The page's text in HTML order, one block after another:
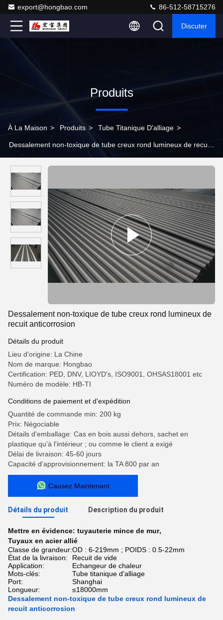
export@hongbao.com 86-512-58715276
Discuter
Produits
À La Maison > Produits > Tube Titanique D'alliage >
Dessalement non-toxique de tube creux rond lumineux de recuit
Dessalement non-toxique de tube creux rond lumineux de
recuit anticorrosion
Détails du produit
Lieu d'origine: La Chine
Nom de marque: Hongbao
Certification: PED, DNV, LIOYD's, ISO9001, OHSAS18001 etc
Numéro de modèle: HB-TI
Conditions de paiement et d'expédition
Quantité de commande min: 200 kg
Prix: Négociable
Détails d'emballage: Cas en bois aussi dehors, sachet en
plastique qu'à l'intérieur ; ou comme le client a exigé
Délai de livraison: 45-60 jours
Capacité d'approvisionnement: la TA 800 par an
Causez Maintenant
Détails du produit Description du produit
Mettre en évidence: tuyauterie mince de mur,
Tuyaux en acier allié
Classe de grandeur:OD : 6-219mm ; POIDS : 0.5-22mm
État de la livraison:
Recuit de vide
Application:
Echangeur de chaleur
Mots-clés:
Tube titanique d'alliage
Port:
Shanghai
Longueur:
≤18000mm
Dessalement non-toxique de tube creux rond lumineux de
recuit anticorrosion